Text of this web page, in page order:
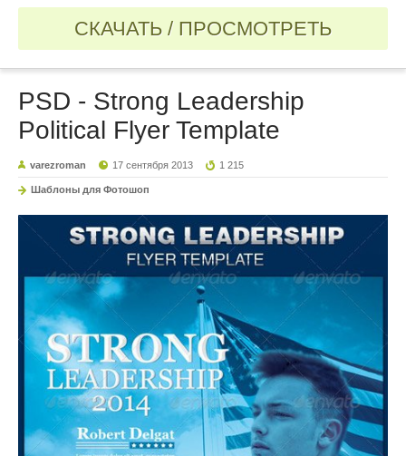
СКАЧАТЬ / ПРОСМОТРЕТЬ
PSD - Strong Leadership
Political Flyer Template
varezroman 17 сентября 2013 1 215
Шаблоны для Фотошоп